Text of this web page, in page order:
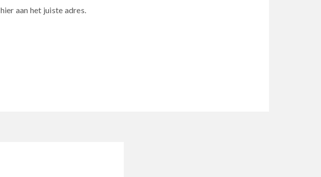
hier aan het juiste adres.